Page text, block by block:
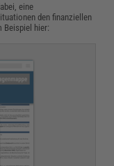
eine
den finanziellen
Beispiel hier: